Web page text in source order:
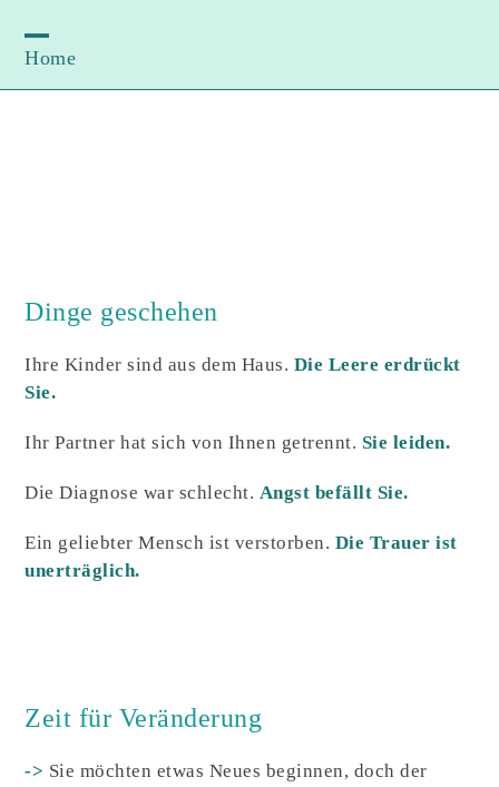
content
Home
Open
mobile
Close
mobile
Dinge geschehen
Ihre Kinder sind aus dem Haus. Die Leere erdrückt
Sie.
Ihr Partner hat sich von Ihnen getrennt. Sie leiden.
Die Diagnose war schlecht. Angst befällt Sie.
Ein geliebter Mensch ist verstorben. Die Trauer ist
unerträglich.
Zeit für Veränderung
-> Sie möchten etwas Neues beginnen, doch der